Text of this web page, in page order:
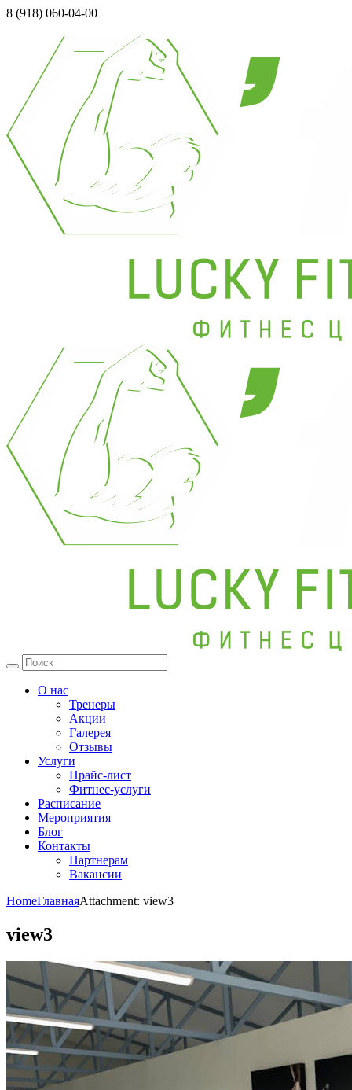
8 (918) 060-04-00
О нас
Тренеры
Акции
Галерея
Отзывы
Услуги
Прайс-лист
Фитнес-услуги
Расписание
Мероприятия
Блог
Контакты
Партнерам
Вакансии
HomeГлавнаяAttachment: view3
view3